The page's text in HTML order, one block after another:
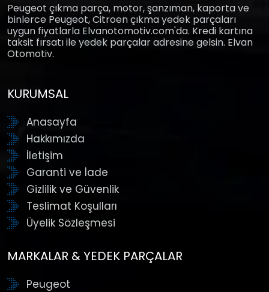
Peugeot çıkma parça, motor, şanzıman, kaporta ve
binlerce Peugeot, Citroen çıkma yedek parçaları
uygun fiyatlarla Elvanotomotiv.com'da. Kredi kartına
taksit fırsatı ile yedek parçalar adresine gelsin. Elvan
Otomotiv.
KURUMSAL
Anasayfa
Hakkımızda
İletişim
Garanti ve İade
Gizlilik ve Güvenlik
Teslimat Koşulları
Üyelik Sözleşmesi
MARKALAR & YEDEK PARÇALAR
Peugeot